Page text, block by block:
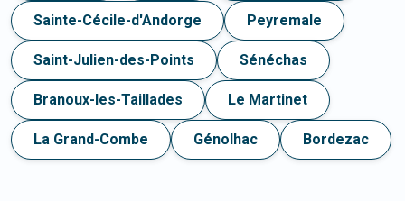
Sainte-Cécile-d'Andorge Peyremale
Saint-Julien-des-Points Sénéchas
Branoux-les-Taillades Le Martinet
La Grand-Combe Génolhac Bordezac